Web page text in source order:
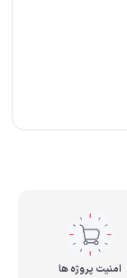
امنیت پروژه ها